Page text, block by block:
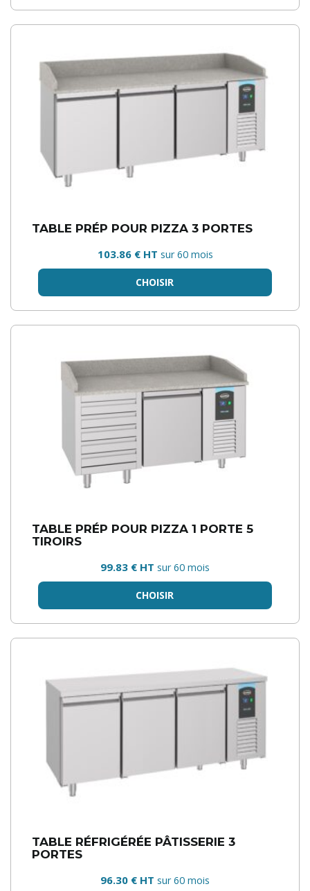
TABLE PRÉP POUR PIZZA 3 PORTES
103.86 € HT sur 60 mois
CHOISIR
TABLE PRÉP POUR PIZZA 1 PORTE 5
TIROIRS
99.83 € HT sur 60 mois
CHOISIR
TABLE RÉFRIGÉRÉE PÂTISSERIE 3
PORTES
96.30 € HT sur 60 mois